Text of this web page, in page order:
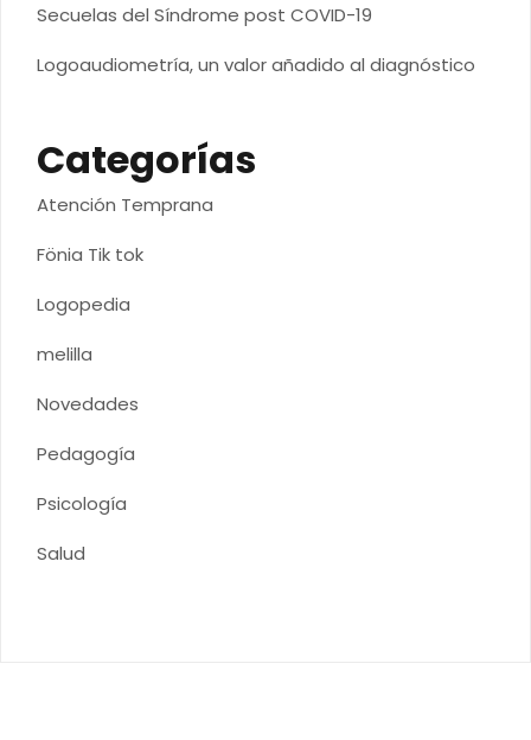
Secuelas del Síndrome post COVID-19
Logoaudiometría, un valor añadido al diagnóstico
Categorías
Atención Temprana
Fönia Tik tok
Logopedia
melilla
Novedades
Pedagogía
Psicología
Salud